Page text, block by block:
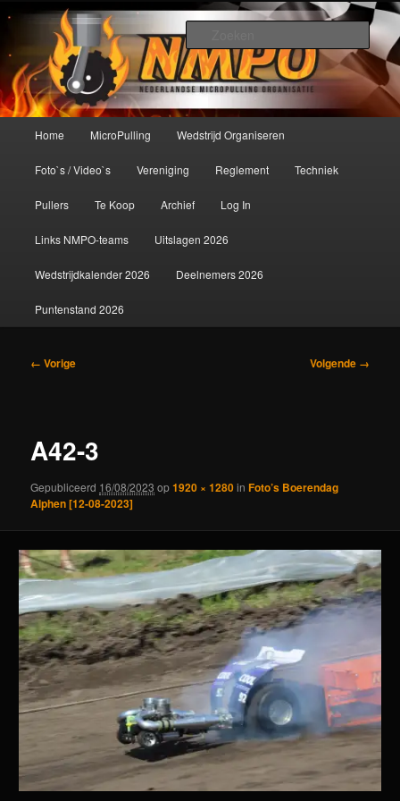
primaire
inhoudNederlandse MicroPulling
Organisatie
De meest krachtige modelbouwsport ter wereld!
Home MicroPulling Wedstrijd Organiseren
Foto`s / Video`s Vereniging Reglement Techniek
Pullers Te Koop Archief Log In
Links NMPO-teams Uitslagen 2026
Wedstrijdkalender 2026 Deelnemers 2026
Puntenstand 2026
Afbeeldingsnavigatie
← Vorige Volgende →
A42-3
Gepubliceerd 16/08/2023 op1920 × 1280inFoto’s Boerendag
Alphen [12-08-2023]